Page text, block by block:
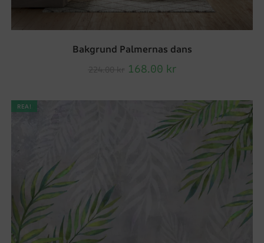
Bakgrund Palmernas dans
168.00 kr
REA!